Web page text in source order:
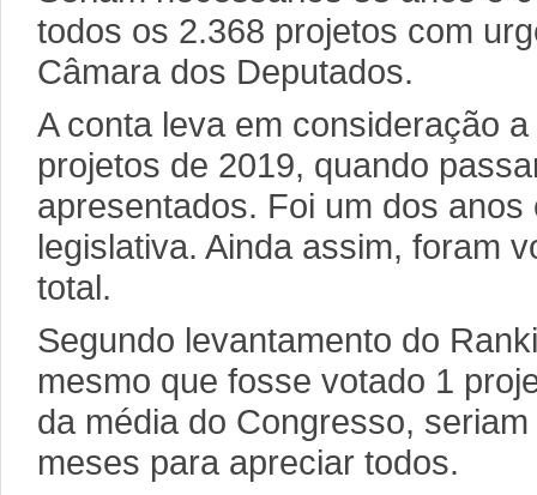
todos os 2.368 projetos com
Câmara dos Deputados.
A conta leva em consideração
projetos de 2019, quando
apresentados. Foi um dos
legislativa. Ainda assim, foram
total.
Segundo levantamento do
mesmo que fosse votado 1
da média do Congresso,
meses para apreciar todos.